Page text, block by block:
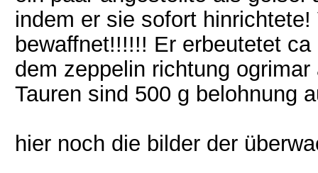
indem er sie sofort
bewaffnet!!!!!! Er erbeutetet
dem zeppelin richtung
Tauren sind 500 g belohnung
hier noch die bilder der